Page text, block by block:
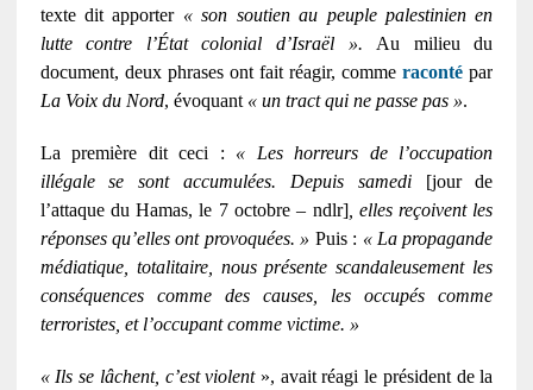
texte dit apporter « son soutien au peuple palestinien en
lutte contre l’État colonial d’Israël ». Au milieu du
document, deux phrases ont fait réagir, commeraconté par
La Voix du Nord, évoquant « un tract qui ne passe pas ».
La première dit ceci : « Les horreurs de l’occupation
illégale se sont accumulées. Depuis samedi [jour de
l’attaque du Hamas, le 7 octobre – ndlr], elles reçoivent les
réponses qu’elles ont provoquées. » Puis : « La propagande
médiatique, totalitaire, nous présente scandaleusement les
conséquences comme des causes, les occupés comme
terroristes, et l’occupant comme victime. »
« Ils se lâchent, c’est violent», avait réagi le président de la